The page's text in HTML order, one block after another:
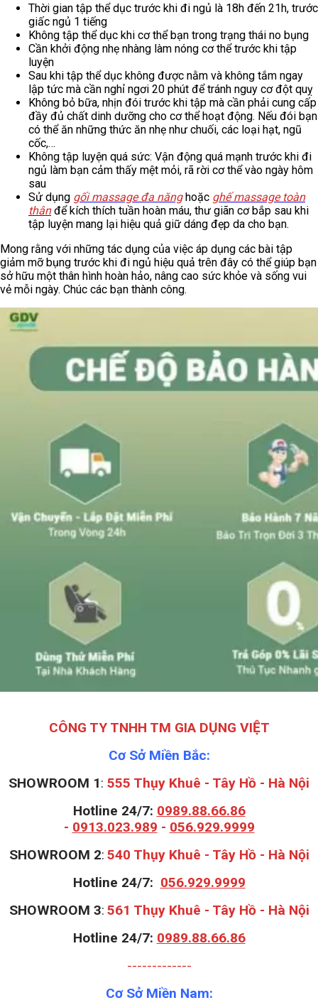
Thời gian tập thể dục trước khi đi ngủ là 18h đến 21h, trước
giấc ngủ 1 tiếng
Không tập thể dục khi cơ thể bạn trong trạng thái no bụng
Cần khởi động nhẹ nhàng làm nóng cơ thể trước khi tập
luyện
Sau khi tập thể dục không được nằm và không tắm ngay
lập tức mà cần nghỉ ngơi 20 phút để tránh nguy cơ đột quỵ
Không bỏ bữa, nhịn đói trước khi tập mà cần phải cung cấp
đầy đủ chất dinh dưỡng cho cơ thể hoạt động. Nếu đói bạn
có thể ăn những thức ăn nhẹ như chuối, các loại hạt, ngũ
cốc,…
Không tập luyện quá sức: Vận động quá mạnh trước khi đi
ngủ làm bạn cảm thấy mệt mỏi, rã rời cơ thể vào ngày hôm
sau
Sử dụng gối massage đa nănghoặc ghế massage toàn
thânđể kích thích tuần hoàn máu, thư giãn cơ bắp sau khi
tập luyện mang lại hiệu quả giữ dáng đẹp da cho bạn.
Mong rằng với những tác dụng của việc áp dụng các bài tập
giảm mỡ bụng trước khi đi ngủ hiệu quả trên đây có thể giúp bạn
sở hữu một thân hình hoàn hảo, nâng cao sức khỏe và sống vui
vẻ mỗi ngày. Chúc các bạn thành công.
CÔNG TY TNHH TM GIA DỤNG VIỆT
Cơ Sở Miền Bắc:
SHOWROOM 1: 555 Thụy Khuê - Tây Hồ - Hà Nội
Hotline 24/7: 0989.88.66.86
- 0913.023.989 - 056.929.9999
SHOWROOM 2: 540 Thụy Khuê - Tây Hồ - Hà Nội
Hotline 24/7: 056.929.9999
SHOWROOM 3: 561 Thụy Khuê - Tây Hồ - Hà Nội
Hotline 24/7: 0989.88.66.86
-------------
Cơ Sở Miền Nam: